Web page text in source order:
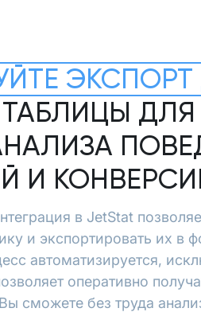
ТАБЛИЦЫ ДЛЯ
И
в JetStat
и экспортировать их в
автоматизируется,
оперативно
сможете без труда